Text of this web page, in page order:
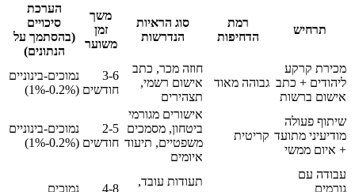
תרחיש
רמת
הדחיפות
סוג הראיות
הנדרשות
משך
זמן
משוער
הערכת
סיכויים
(בהסתמך על
הנתונים)
מכירת קרקע
ליהודים + כתב
אישום ברשות
גבוהה מאוד
חוזה מכר, כתב
אישום רשמי,
תצהירים
3-6
חודשים
נמוכים-בינוניים
(0.2%-1%)
שיתוף פעולה
מודיעיני מתועד
+ איום ממשי
קריטית
אישורים מגורמי
ביטחון, מסמכים
משפטיים, תיעוד
איומים
2-5
חודשים
נמוכים-בינוניים
(0.2%-1%)
עבודה עם
גורמים
תעודות עובד,
4-8 נמוכים